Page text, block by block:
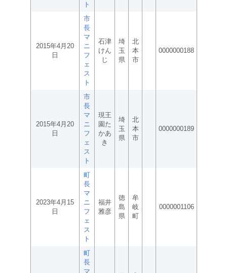
ト
2015年4月20
日
市
長
マ
ニ
フ
ェ
ス
ト
石津
けん
じ
埼
玉
県
北
本
市
0000000188
2015年4月20
日
市
長
マ
ニ
フ
ェ
ス
ト
現王
園た
かあ
き
埼
玉
県
北
本
市
0000000189
2023年4月15
日
町
長
マ
ニ
フ
ェ
ス
ト
福井
雅彦
徳
島
県
牟
岐
町
0000001106
町
長
マ